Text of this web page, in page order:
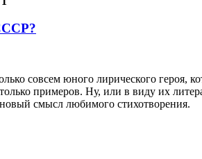
совсем юного лирического героя,
примеров. Ну, или в виду их
смысл любимого стихотворения.